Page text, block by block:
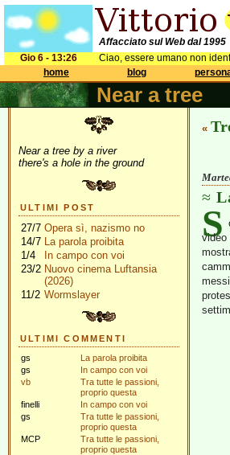
Affacciato sul Web dal 1995
Gio 6 - 13:26
Ciao, essere umano non
home
blog
Near a tree
Near a tree by a river
there's a hole in the ground
ULTIMI POST
27/7 Opera sì, nazismo no
14/7 La parola proibita
1/4
In campo con voi
23/2 Nuovo cinema Luftansia
(2026)
11/2 Wormslayer
ULTIMI COMMENTI
gs
La parola proibita
gs
In campo con voi
vb
Tra tutte le passioni,
proprio questa
finelli
In campo con voi
gs
Tra tutte le passioni,
proprio questa
MCP
Tra tutte le passioni,
proprio questa
«
S